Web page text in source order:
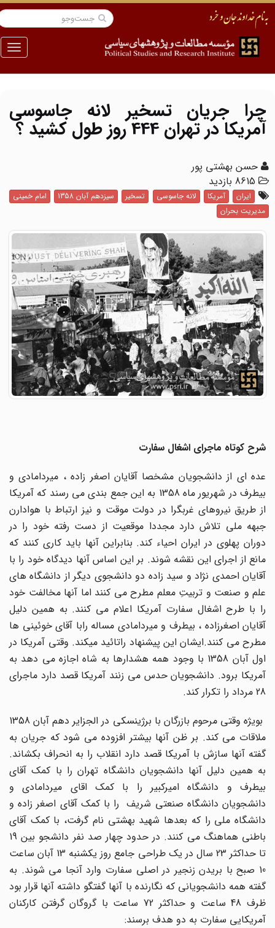
منو
چرا جریان تسخیر لانه جاسوسی
آمریکا در تهران 444 روز طول کشید ؟
حسن بهشتی پور
8615 بازدید
ایران آمریکا لانه جاسوسی تسخیر سیزدهم آبان 1358
امام خمینی
مدیریت بحران
شرح کوتاه ماجرای اشغال سفارت
عده ای از دانشجویان مشخصا آقایان اصغر زاده ، میردامادی و
بیطرف در شهریور ماه 1358 به این جمع بندی می رسند که آمریکا
از طریق نیروهای غربگرا در دولت موقت و نیز ارتباط با هوادارن
جبهه ملی تلاش دارد مجددا موقعیت از دست رفته خود را در
دوران پهلوی در ایران احیاء کند. بنابراین آنها باید کاری کنند که
مانع از اجرای این نقشه شوند. بر این اساس آنها دیدگاه خود را با
آقایان احمدی نژاد و سید زاده دو دانشجوی دیگر از دانشگاه های
علم و صنعت و تربیتِ معلم مطرح می کنند اما آنها مخالفت خود
را با طرح اشغال سفارت آمریکا اعلام می کنند. به همین دلیل
آقایان اصغرزاده ، بیطرف و میردامادی مساله رابا آقای خوئینی ها
مطرح می کنند.ایشان این پیشنهاد راتائید میکند. وقتی آمریکا در
اول آبان 1358 با وجود همه هشدارها به شاه اجازه می دهد به
آمریکا برود. دانشجویان حدس می زنند آمریکا قصد دارد ماجرای
28 مرداد را تکرار کند.
بویژه وقتی مرحوم بازرگان با برژینسکی در الجزایر دهم آبان 1358
ملاقات می کند. بر ظن آنها بیشتر افزوده می شود که جریان به
گفته آنها سازش با آمریکا قصد دارد انقلاب را به انحراف بکشاند.
به همین دلیل آنها دانشجویان دانشگاه تهران را با کمک آقای
بیطرف و دانشگاه امیرکبیر را با کمک اقای میردامادی و
دانشجویان دانشگاه صنعتی شریف را با کمک آقای اصغر زاده و
دانشگاه ملی را که بعدها شهید بهشتی نام گرفت، با کمک آقای
باطنی هماهنگ می کنند. در حدود چهار صد نفر دانشجو بین 19
تا حداکثر 23 سال در یک طراحی جامع روز یکشنبه 13 آبان ساعت
10 صبح با بریدن زنجیر در اصلی سفارت وارد آنجا می شوند. به
گفته همه دانشجویانی که نگارنده با آنها گفتگو داشته آنها قرار بود
ظرف 48 ساعت و حداکثر 72 ساعت با گروگان گرفتن کارکنان
آمریکایی سفارت به دو هدف برسند: